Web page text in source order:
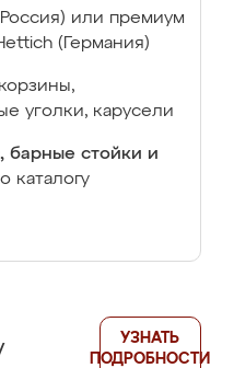
или премиум
(Германия)
уголки, карусели
барные стойки и
каталогу
УЗНАТЬ
ПОДРОБНОСТИ